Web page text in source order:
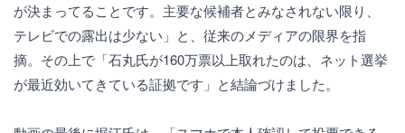
が決まってることです。主要な候補者とみなされない限り、
テレビでの露出は少ない」と、従来のメディアの限界を指
摘。その上で「石丸氏が160万票以上取れたのは、ネット選挙
が最近効いてきている証拠です」と結論づけました。